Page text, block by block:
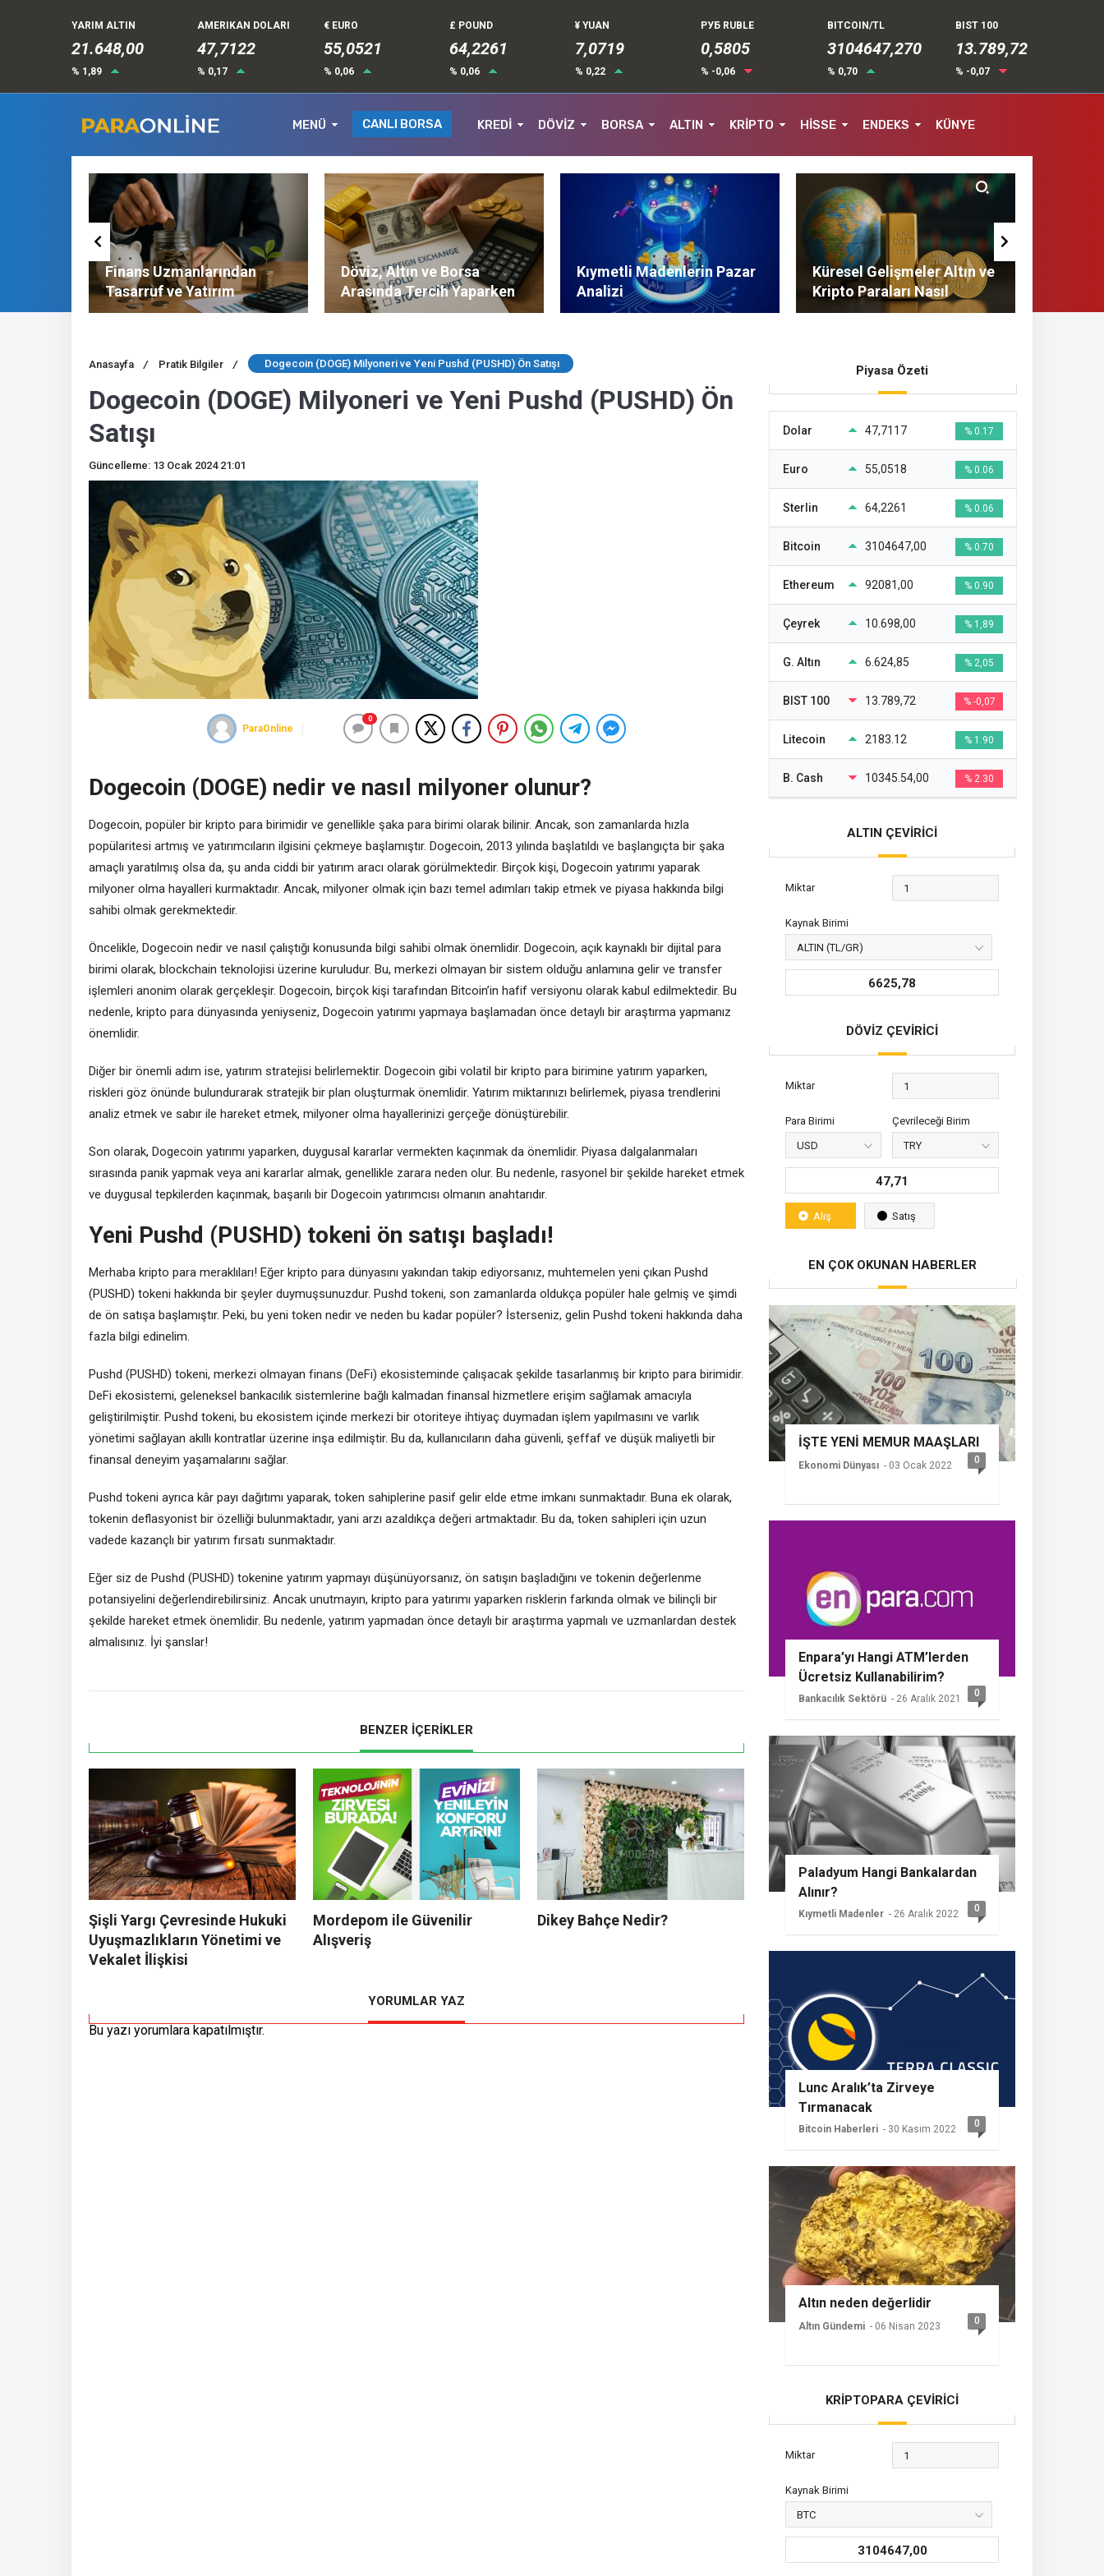
YARIM ALTIN
21.648,00
% 1,89
AMERIKAN DOLARI
47,7125
% 0,17
€ EURO
55,0521
% 0,06
£ POUND
64,2262
% 0,06
¥ YUAN
7,0719
% 0,22
РУБ RUBLE
0,5805
% -0,06
BITCOIN/TL
3104647,270
% 0,70
BIST 100
13.789,72
% -0,07
MENÜ CANLI BORSA KREDİ DÖVİZ BORSA ALTIN KRİPTO HİSSE ENDEKS KÜNYE
Finans Uzmanlarından
Tasarruf ve Yatırım
Tavsiyeleri
Döviz, Altın ve Borsa
Arasında Tercih Yaparken
Nelere Dikkat Edilmeli?
Kıymetli Madenlerin Pazar
Analizi
Küresel Gelişmeler Altın ve
Kripto Paraları Nasıl
Etkiliyor?
Anasayfa / Pratik Bilgiler / Dogecoin (DOGE) Milyoneri ve Yeni Pushd (PUSHD) Ön Satışı
Dogecoin (DOGE) Milyoneri ve Yeni Pushd (PUSHD) Ön
Satışı
Güncelleme: 13 Ocak 2024 21:01
ParaOnline
0
Dogecoin (DOGE) nedir ve nasıl milyoner olunur?
Dogecoin, popüler bir kripto para birimidir ve genellikle şaka para birimi olarak bilinir. Ancak, son zamanlarda hızla
popülaritesi artmış ve yatırımcıların ilgisini çekmeye başlamıştır. Dogecoin, 2013 yılında başlatıldı ve başlangıçta bir şaka
amaçlı yaratılmış olsa da, şu anda ciddi bir yatırım aracı olarak görülmektedir. Birçok kişi, Dogecoin yatırımı yaparak
milyoner olma hayalleri kurmaktadır. Ancak, milyoner olmak için bazı temel adımları takip etmek ve piyasa hakkında bilgi
sahibi olmak gerekmektedir.
Öncelikle, Dogecoin nedir ve nasıl çalıştığı konusunda bilgi sahibi olmak önemlidir. Dogecoin, açık kaynaklı bir dijital para
birimi olarak, blockchain teknolojisi üzerine kuruludur. Bu, merkezi olmayan bir sistem olduğu anlamına gelir ve transfer
işlemleri anonim olarak gerçekleşir. Dogecoin, birçok kişi tarafından Bitcoin’in hafif versiyonu olarak kabul edilmektedir. Bu
nedenle, kripto para dünyasında yeniyseniz, Dogecoin yatırımı yapmaya başlamadan önce detaylı bir araştırma yapmanız
önemlidir.
Diğer bir önemli adım ise, yatırım stratejisi belirlemektir. Dogecoin gibi volatil bir kripto para birimine yatırım yaparken,
riskleri göz önünde bulundurarak stratejik bir plan oluşturmak önemlidir. Yatırım miktarınızı belirlemek, piyasa trendlerini
analiz etmek ve sabır ile hareket etmek, milyoner olma hayallerinizi gerçeğe dönüştürebilir.
Son olarak, Dogecoin yatırımı yaparken, duygusal kararlar vermekten kaçınmak da önemlidir. Piyasa dalgalanmaları
sırasında panik yapmak veya ani kararlar almak, genellikle zarara neden olur. Bu nedenle, rasyonel bir şekilde hareket etmek
ve duygusal tepkilerden kaçınmak, başarılı bir Dogecoin yatırımcısı olmanın anahtarıdır.
Yeni Pushd (PUSHD) tokeni ön satışı başladı!
Merhaba kripto para meraklıları! Eğer kripto para dünyasını yakından takip ediyorsanız, muhtemelen yeni çıkan Pushd
(PUSHD) tokeni hakkında bir şeyler duymuşsunuzdur. Pushd tokeni, son zamanlarda oldukça popüler hale gelmiş ve şimdi
de ön satışa başlamıştır. Peki, bu yeni token nedir ve neden bu kadar popüler? İsterseniz, gelin Pushd tokeni hakkında daha
fazla bilgi edinelim.
Pushd (PUSHD) tokeni, merkezi olmayan finans (DeFi) ekosisteminde çalışacak şekilde tasarlanmış bir kripto para birimidir.
DeFi ekosistemi, geleneksel bankacılık sistemlerine bağlı kalmadan finansal hizmetlere erişim sağlamak amacıyla
geliştirilmiştir. Pushd tokeni, bu ekosistem içinde merkezi bir otoriteye ihtiyaç duymadan işlem yapılmasını ve varlık
yönetimi sağlayan akıllı kontratlar üzerine inşa edilmiştir. Bu da, kullanıcıların daha güvenli, şeffaf ve düşük maliyetli bir
finansal deneyim yaşamalarını sağlar.
Pushd tokeni ayrıca kâr payı dağıtımı yaparak, token sahiplerine pasif gelir elde etme imkanı sunmaktadır. Buna ek olarak,
tokenin deflasyonist bir özelliği bulunmaktadır, yani arzı azaldıkça değeri artmaktadır. Bu da, token sahipleri için uzun
vadede kazançlı bir yatırım fırsatı sunmaktadır.
Eğer siz de Pushd (PUSHD) tokenine yatırım yapmayı düşünüyorsanız, ön satışın başladığını ve tokenin değerlenme
potansiyelini değerlendirebilirsiniz. Ancak unutmayın, kripto para yatırımı yaparken risklerin farkında olmak ve bilinçli bir
şekilde hareket etmek önemlidir. Bu nedenle, yatırım yapmadan önce detaylı bir araştırma yapmalı ve uzmanlardan destek
almalısınız. İyi şanslar!
BENZER İÇERİKLER
Şişli Yargı Çevresinde Hukuki
Uyuşmazlıkların Yönetimi ve
Vekalet İlişkisi
Mordepom ile Güvenilir
Alışveriş
Dikey Bahçe Nedir?
YORUMLAR YAZ
Bu yazı yorumlara kapatılmıştır.
Piyasa Özeti
Dolar 47,7117 % 0.17
Euro 55,0518 % 0.06
Sterlin 64,2261 % 0.06
Bitcoin 3104647,00 % 0.70
Ethereum 92081,00 % 0.90
Çeyrek 10.698,00 % 1,89
G. Altın 6.624,85 % 2,05
BIST 100 13.789,72 % -0,07
Litecoin 2183.12 % 1.90
B. Cash 10345.54,00 % 2.30
ALTIN ÇEVİRİCİ
Miktar
Kaynak Birimi
6625,78
DÖVİZ ÇEVİRİCİ
Miktar
Para Birimi Çevrileceği Birim
47,71
Alış Satış
EN ÇOK OKUNAN HABERLER
İŞTE YENİ MEMUR MAAŞLARI
Ekonomi Dünyası - 03 Ocak 2022 0
Enpara’yı Hangi ATM’lerden
Ücretsiz Kullanabilirim?
Bankacılık Sektörü - 26 Aralık 2021 0
Paladyum Hangi Bankalardan
Alınır?
Kıymetli Madenler - 26 Aralık 2022 0
Lunc Aralık’ta Zirveye
Tırmanacak
Bitcoin Haberleri - 30 Kasım 2022 0
Altın neden değerlidir
Altın Gündemi - 06 Nisan 2023 0
KRİPTOPARA ÇEVİRİCİ
Miktar
Kaynak Birimi
3104647,00